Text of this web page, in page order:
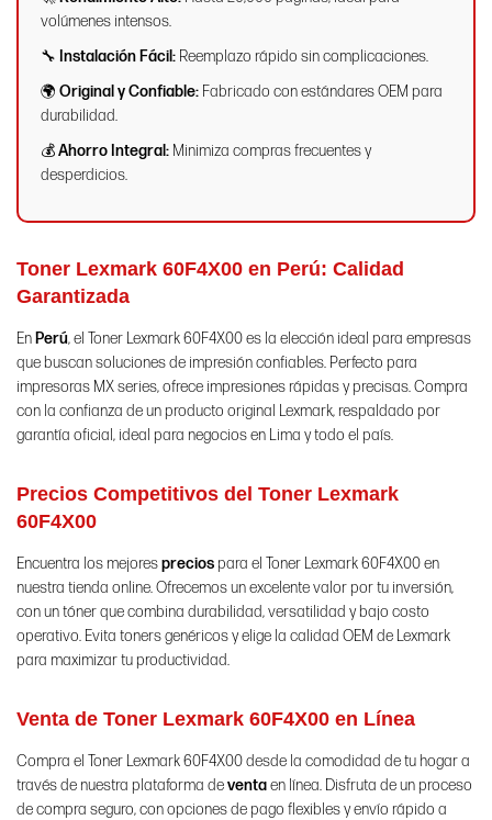
volúmenes intensos.
🔧 Instalación Fácil: Reemplazo rápido sin complicaciones.
🌍 Original y Confiable: Fabricado con estándares OEM para
durabilidad.
💰Ahorro Integral: Minimiza compras frecuentes y
desperdicios.
Toner Lexmark 60F4X00 en Perú: Calidad
Garantizada
En Perú, el Toner Lexmark 60F4X00 es la elección ideal para empresas
que buscan soluciones de impresión confiables. Perfecto para
impresoras MX series, ofrece impresiones rápidas y precisas. Compra
con la confianza de un producto original Lexmark, respaldado por
garantía oficial, ideal para negocios en Lima y todo el país.
Precios Competitivos del Toner Lexmark
60F4X00
Encuentra los mejoresprecios para el Toner Lexmark 60F4X00 en
nuestra tienda online. Ofrecemos un excelente valor por tu inversión,
con un tóner que combina durabilidad, versatilidad y bajo costo
operativo. Evita toners genéricos y elige la calidad OEM de Lexmark
para maximizar tu productividad.
Venta de Toner Lexmark 60F4X00 en Línea
Compra el Toner Lexmark 60F4X00 desde la comodidad de tu hogar a
través de nuestra plataforma deventaen línea. Disfruta de un proceso
de compra seguro, con opciones de pago flexibles y envío rápido a